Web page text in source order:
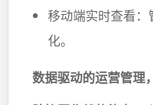
移动端实时查看
化。
数据驱动的运营管理